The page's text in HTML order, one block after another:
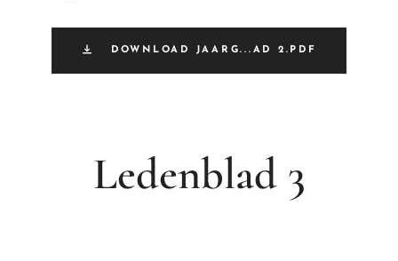
DOWNLOAD JAARG...AD 2.PDF
Ledenblad 3